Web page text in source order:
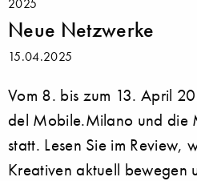
2025
Neue Netzwerke
15.04.2025
Vom 8. bis zum 13. April
del Mobile.Milano und die
statt. Lesen Sie im Review,
Kreativen aktuell bewegen